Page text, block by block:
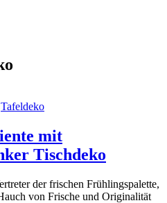
Tafeldeko
mit
Tischdeko
der frischen Frühlingspalette,
von Frische und Originalität